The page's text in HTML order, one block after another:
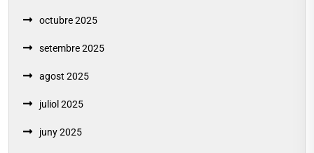
octubre 2025
setembre 2025
agost 2025
juliol 2025
juny 2025